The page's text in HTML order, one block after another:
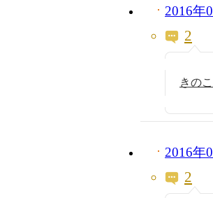
2016年
2
きの
2016年
2